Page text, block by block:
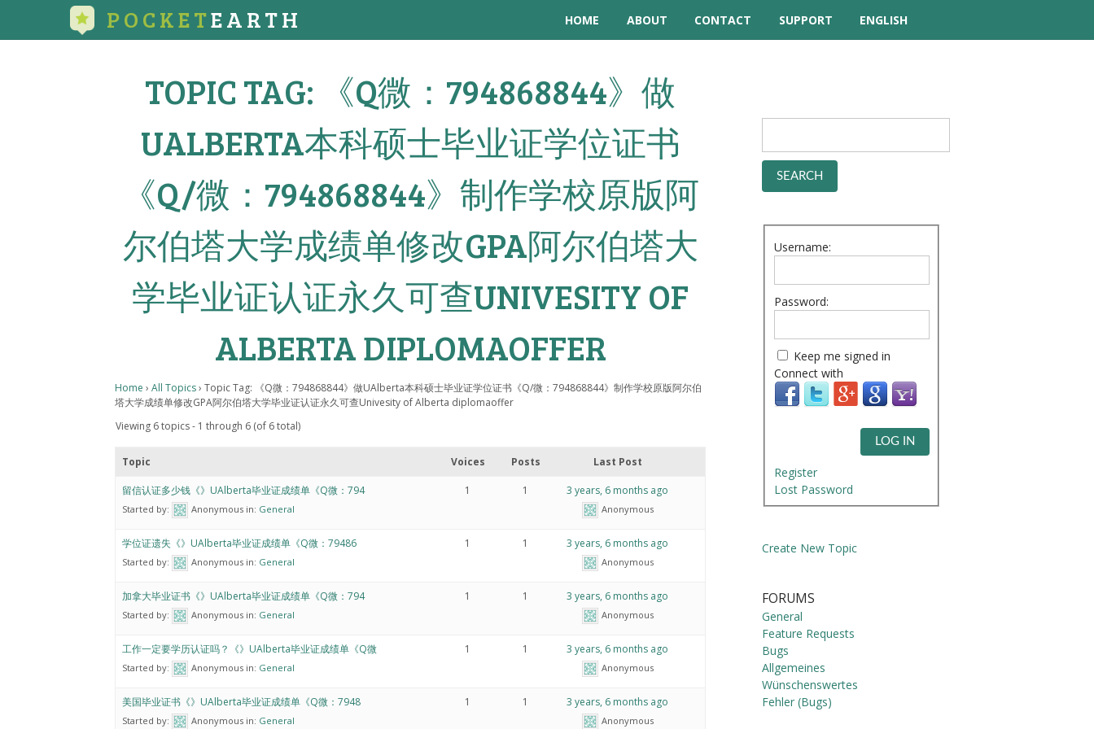
POCKETEARTH HOME ABOUT CONTACT
SUPPORT
TUTORIAL VIDEOS
QUESTIONS
FORUM
ENGLISH
TOPIC TAG: 《Q微：794868844》做
UALBERTA本科硕士毕业证学位证书
《Q/微：794868844》制作学校原版阿
尔伯塔大学成绩单修改GPA阿尔伯塔大
学毕业证认证永久可查UNIVESITY OF
ALBERTA DIPLOMAOFFER
Home › All Topics› Topic Tag: 《Q微：794868844》做UAlberta本科硕士毕业证学位证书《Q/微：794868844》制作学校原版阿尔伯
塔大学成绩单修改GPA阿尔伯塔大学毕业证认证永久可查Univesity of Alberta diplomaoffer
Viewing 6 topics - 1 through 6 (of 6 total)
Topic Voices Posts Last Post
留信认证多少钱《》UAlberta毕业证成绩单《Q微：794
Started by: Anonymous in: General
1 1 3 years, 6 months ago
Anonymous
学位证遗失《》UAlberta毕业证成绩单《Q微：79486
Started by: Anonymous in: General
1 1 3 years, 6 months ago
Anonymous
加拿大毕业证书《》UAlberta毕业证成绩单《Q微：794
Started by: Anonymous in: General
1 1 3 years, 6 months ago
Anonymous
工作一定要学历认证吗？《》UAlberta毕业证成绩单《Q微
Started by: Anonymous in: General
1 1 3 years, 6 months ago
Anonymous
美国毕业证书《》UAlberta毕业证成绩单《Q微：7948
Started by: Anonymous in: General
1 1 3 years, 6 months ago
Anonymous
Username:
Password:
Keep me signed in
Connect with
LOG IN
Register
Lost Password
Create New Topic
FORUMS
General
Feature Requests
Bugs
Allgemeines
Wünschenswertes
Fehler (Bugs)